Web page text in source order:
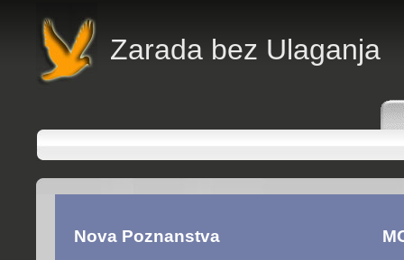
Zarada bez Ulaganja
Nova Poznanstva